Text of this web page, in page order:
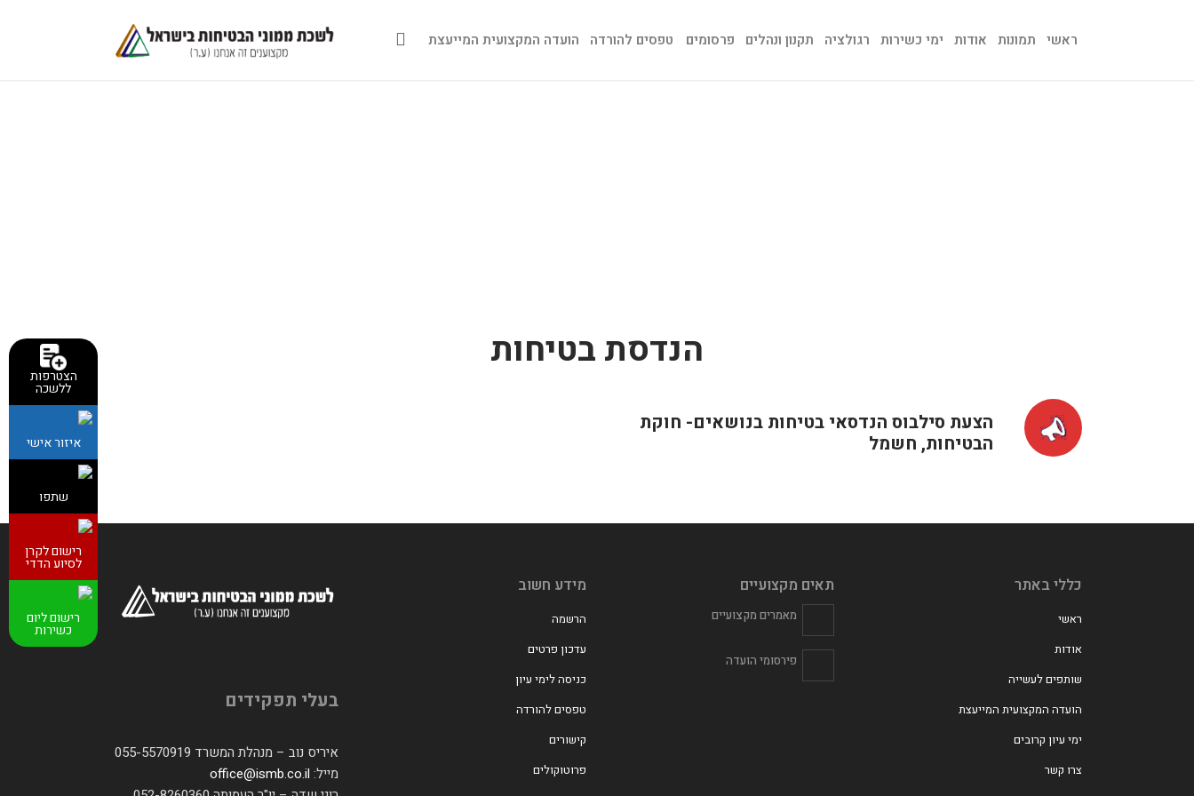
ראשי תמונות אודות ימי כשירות רגולציה תקנון ונהלים פרסומים טפסים להורדה הועדה המקצועית המייעצת
הנדסת בטיחות
‏‏הצעת סילבוס הנדסאי בטיחות בנושאים- חוקת
הבטיחות, חשמל
כללי באתר
ראשי
אודות
שותפים לעשייה
הועדה המקצועית המייעצת
ימי עיון קרובים
צרו קשר
תאים מקצועיים
מאמרים מקצועיים
פירסומי הועדה
מידע חשוב
הרשמה
עדכון פרטים
כניסה לימי עיון
טפסים להורדה
קישורים
פרוטוקולים
בעלי תפקידים
איריס נוב – מנהלת המשרד 055-5570919
מייל: office@ismb.co.il
הצטרפות
ללשכה
איזור אישי
שתפו
רישום לקרן
לסיוע הדדי
רישום ליום
כשירות